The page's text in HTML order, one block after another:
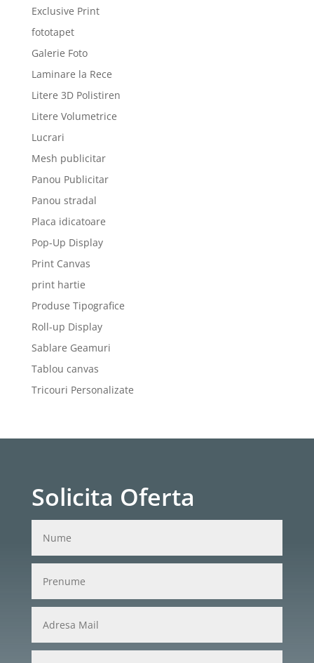
Exclusive Print
fototapet
Galerie Foto
Laminare la Rece
Litere 3D Polistiren
Litere Volumetrice
Lucrari
Mesh publicitar
Panou Publicitar
Panou stradal
Placa idicatoare
Pop-Up Display
Print Canvas
print hartie
Produse Tipografice
Roll-up Display
Sablare Geamuri
Tablou canvas
Tricouri Personalizate
Solicita Oferta